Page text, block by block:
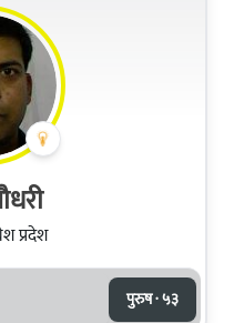
प्रदेश
पुरुष · ५३